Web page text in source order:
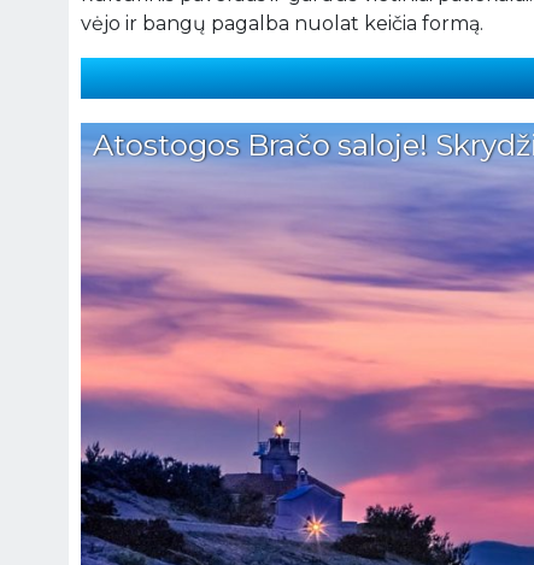
vėjo ir bangų pagalba nuolat keičia formą.
Atostogos Bračo saloje!